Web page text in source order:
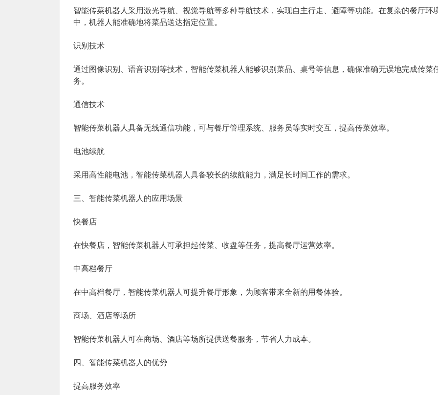
智能传菜机器人采用激光导航、视觉导航等多种导航技术，实现自主行走、避障等功能。在复杂的餐厅环
中，机器人能准确地将菜品送达指定位置。
识别技术
通过图像识别、语音识别等技术，智能传菜机器人能够识别菜品、桌号等信息，确保准确无误地完成传菜
务。
通信技术
智能传菜机器人具备无线通信功能，可与餐厅管理系统、服务员等实时交互，提高传菜效率。
电池续航
采用高性能电池，智能传菜机器人具备较长的续航能力，满足长时间工作的需求。
三、智能传菜机器人的应用场景
快餐店
在快餐店，智能传菜机器人可承担起传菜、收盘等任务，提高餐厅运营效率。
中高档餐厅
在中高档餐厅，智能传菜机器人可提升餐厅形象，为顾客带来全新的用餐体验。
商场、酒店等场所
智能传菜机器人可在商场、酒店等场所提供送餐服务，节省人力成本。
四、智能传菜机器人的优势
提高服务效率